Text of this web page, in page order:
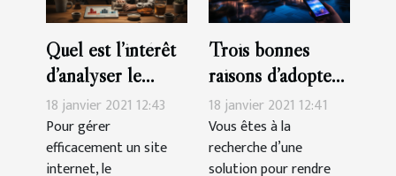
Quel est l’intérêt
d’analyser le
référencement
SEO de son site ?
18 janvier 2021 12:43
Pour gérer
efficacement un site
internet, le
Trois bonnes
raisons d’adopter
la domotique ?
18 janvier 2021 12:41
Vous êtes à la
recherche d’une
solution pour rendre